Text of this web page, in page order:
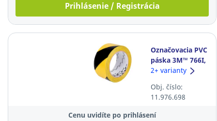
Prihlásenie / Registrácia
Označovacia PVC
páska 3M™ 766I,
50 mm x 33 m,
2+ varianty
Obj. číslo:
11.976.698
Cenu uvidíte po prihlásení